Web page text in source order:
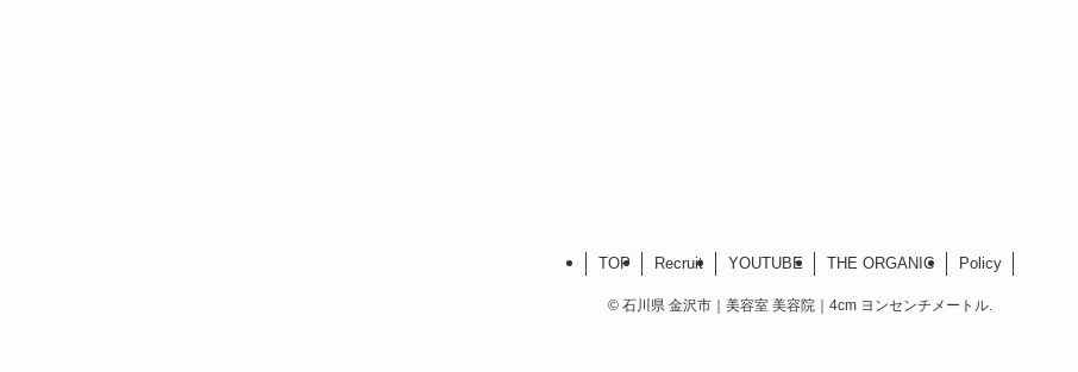
TOP Recruit YOUTUBE THE ORGANIC Policy
©石川県 金沢市｜美容室 美容院｜4cm ヨンセンチメートル.